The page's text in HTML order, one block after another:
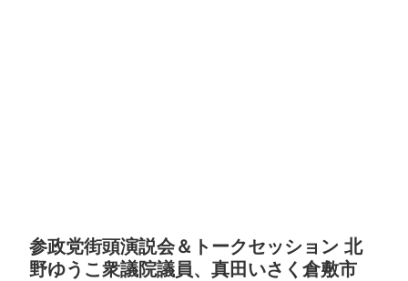
参政党街頭演説会＆トークセッション 北
野ゆうこ衆議院議員、真田いさく倉敷市